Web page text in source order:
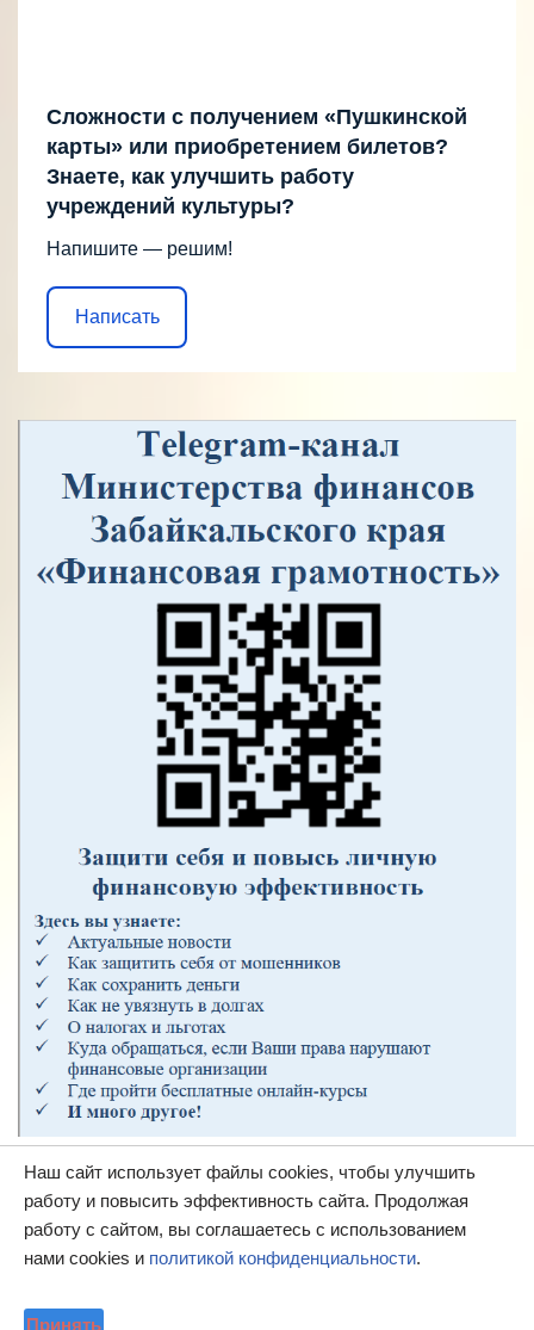
Сложности с получением «Пушкинской
карты» или приобретением билетов?
Знаете, как улучшить работу
учреждений культуры?
Напишите — решим!
Написать
Наш сайт использует файлы cookies, чтобы улучшить
работу и повысить эффективность сайта. Продолжая
работу с сайтом, вы соглашаетесь с использованием
нами cookies и политикой конфиденциальности.
Принять